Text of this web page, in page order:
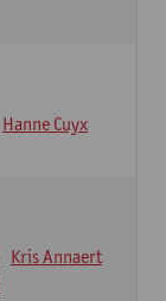
Hanne Cuyx
Kris Annaert